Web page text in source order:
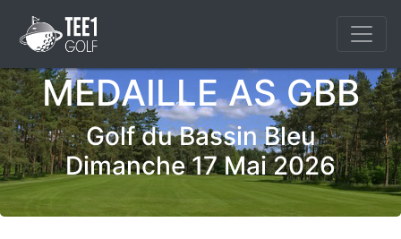
MEDAILLE AS GBB
Golf du Bassin Bleu
Dimanche 17 Mai 2026